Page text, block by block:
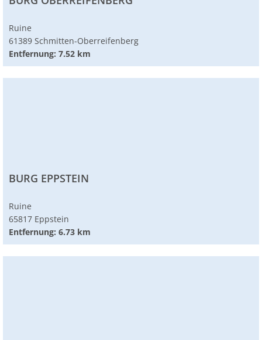
Ruine
61389 Schmitten-Oberreifenberg
Entfernung: 7.52 km
BURG EPPSTEIN
Ruine
65817 Eppstein
Entfernung: 6.73 km